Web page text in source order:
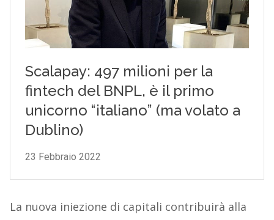
La nuova iniezione di capitali contribuirà alla